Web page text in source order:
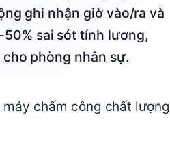
ghi nhận giờ vào/ra và
sai sót tính lương,
phòng nhân sự.
chấm công chất lượng